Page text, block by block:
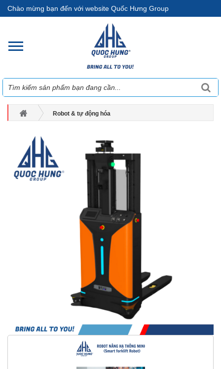
Chào mừng bạn đến với website Quốc Hưng Group
Robot & tự động hóa
ROBOT NÂNG HẠ THÔNG MINH
Robot xe nâng (Forklift Robot) - ZQ9103